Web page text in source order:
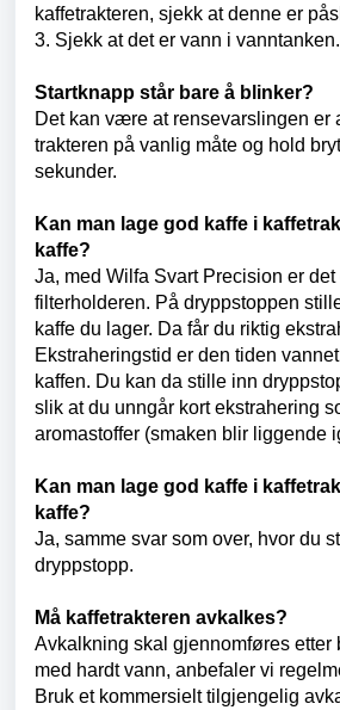
kaffetrakteren, sjekk at denne er
3. Sjekk at det er vann i vanntanken.
Startknapp står bare å blinker?
Det kan være at rensevarslingen er
trakteren på vanlig måte og hold
sekunder.
Kan man lage god kaffe i
kaffe?
Ja, med Wilfa Svart Precision er
filterholderen. På dryppstoppen
kaffe du lager. Da får du riktig
Ekstraheringstid er den tiden
kaffen. Du kan da stille inn
slik at du unngår kort ekstrahering
aromastoffer (smaken blir liggende
Kan man lage god kaffe i
kaffe?
Ja, samme svar som over, hvor du
dryppstopp.
Må kaffetrakteren avkalkes?
Avkalkning skal gjennomføres etter
med hardt vann, anbefaler vi
Bruk et kommersielt tilgjengelig